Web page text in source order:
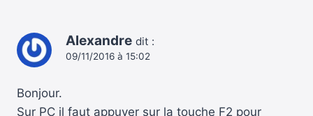
Alexandre dit :
09/11/2016 à 15:02
Bonjour.
Sur PC il faut appuyer sur la touche F2 pour